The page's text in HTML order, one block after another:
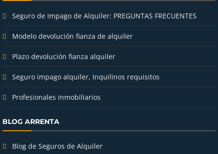
Seguro de Impago de Alquiler: PREGUNTAS FRECUENTES
Modelo devolución fianza de alquiler
Plazo devolución fianza alquiler
Seguro impago alquiler, Inquilinos requisitos
Profesionales inmobiliarios
BLOG ARRENTA
Blog de Seguros de Alquiler